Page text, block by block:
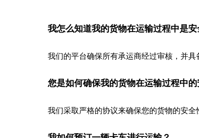
我怎么知道我的货物在运输过程中是安
我们的平台确保所有承运商经过审核，并具
您是如何确保我的货物在运输过程中
我们采取严格的协议来确保您的货物的安